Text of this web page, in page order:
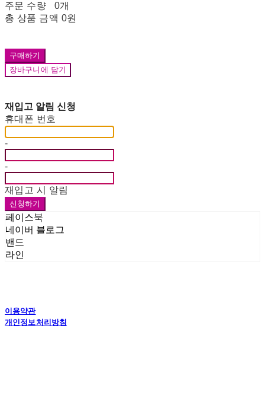
주문 수량
0개
총 상품 금액 0원
구매하기
장바구니에 담기
재입고 알림 신청
휴대폰 번호
-
-
재입고 시 알림
신청하기
페이스북
네이버 블로그
밴드
라인
이용약관
개인정보처리방침